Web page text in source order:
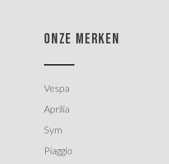
ONZE MERKEN
Vespa
Aprilia
Sym
Piaggio